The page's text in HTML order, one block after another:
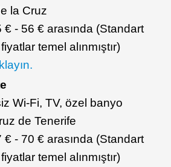
la Cruz
€ - 56 € arasında (Standart
temel alınmıştır)
Wi-Fi, TV, özel banyo
de Tenerife
€ - 70 € arasında (Standart
temel alınmıştır)